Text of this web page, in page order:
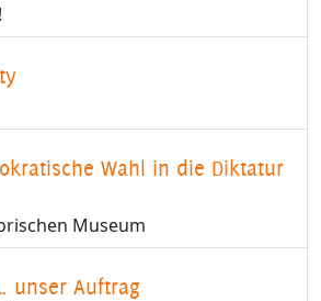
Wahl in die Diktatur
Museum
unser Auftrag